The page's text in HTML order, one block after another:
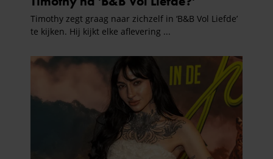
partners kunnen deze gegevens combineren met andere
informatie die u aan ze heeft verstrekt of die ze hebben
verzameld op basis van uw gebruik van hun services. U
gebruiken.